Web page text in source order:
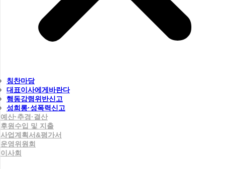
칭찬마당
대표이사에게바란다
행동강령위반신고
성희롱·성폭력신고
예산·추경·결산
후원수입 및 지출
사업계획서&평가서
운영위원회
이사회